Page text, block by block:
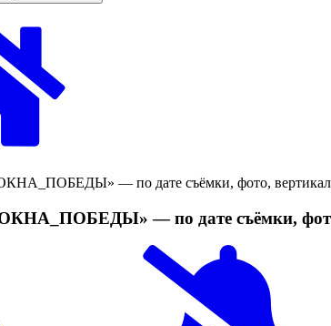
— по дате съёмки, фото,
— по дате съёмки,